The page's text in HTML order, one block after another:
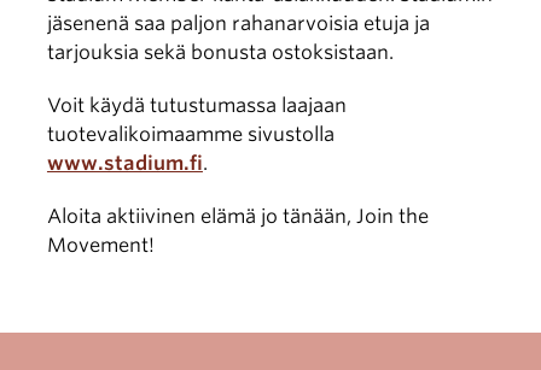
jäsenenä saa paljon rahanarvoisia etuja ja
tarjouksia sekä bonusta ostoksistaan.
Voit käydä tutustumassa laajaan
tuotevalikoimaamme sivustolla
www.stadium.fi.
Aloita aktiivinen elämä jo tänään, Join the
Movement!